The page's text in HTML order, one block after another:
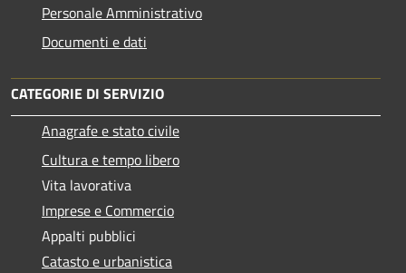
Personale Amministrativo
Documenti e dati
CATEGORIE DI SERVIZIO
Anagrafe e stato civile
Cultura e tempo libero
Vita lavorativa
Imprese e Commercio
Appalti pubblici
Catasto e urbanistica